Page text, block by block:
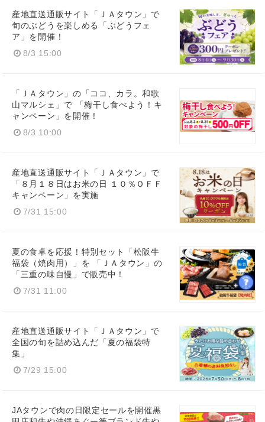
産地直送通販サイト「ＪＡタウン」で
旬のぶどうを楽しめる「ぶどうフェ
ア」を開催！
8/3 15:00
「ＪＡタウン」の「ココ、カラ。和歌
山マルシェ」で 「梅干し食べよう！キ
ャンペーン」を開催！
8/3 10:00
産地直送通販サイト「ＪＡタウン」で
「８月１８日はお米の日 １０％ＯＦＦ
キャンペーン」を実施
7/31 15:00
夏の食卓を応援！特別セット「松阪牛
福袋（焼肉用）」を 「ＪＡタウン」の
「三重の味自慢」で販売中！
7/31 11:00
産地直送通販サイト「ＪＡタウン」で
全国の旬を詰め込んだ「夏の福袋特
集」
7/29 15:00
JAタウンで肉の日限定セールを開催黒
Japanese
English